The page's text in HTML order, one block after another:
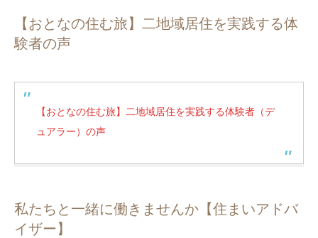
【おとなの住む旅】二地域居住を実践する体
験者の声
【おとなの住む旅】二地域居住を実践する体験者（デ
ュアラー）の声
私たちと一緒に働きませんか【住まいアドバ
イザー】